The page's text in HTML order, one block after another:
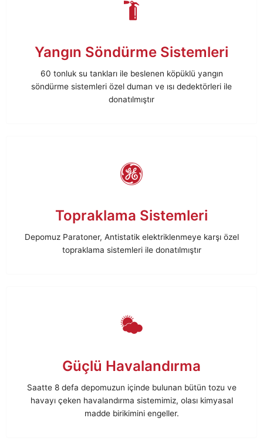
Yangın Söndürme Sistemleri
60 tonluk su tankları ile beslenen köpüklü yangın
söndürme sistemleri özel duman ve ısı dedektörleri ile
donatılmıştır
Topraklama Sistemleri
Depomuz Paratoner, Antistatik elektriklenmeye karşı özel
topraklama sistemleri ile donatılmıştır
Güçlü Havalandırma
Saatte 8 defa depomuzun içinde bulunan bütün tozu ve
havayı çeken havalandırma sistemimiz, olası kimyasal
madde birikimini engeller.